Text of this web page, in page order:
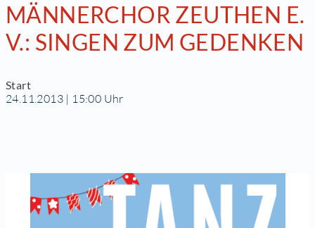
MÄNNERCHOR ZEUTHEN E.
V.: SINGEN ZUM GEDENKEN
Start
24.11.2013 | 15:00 Uhr